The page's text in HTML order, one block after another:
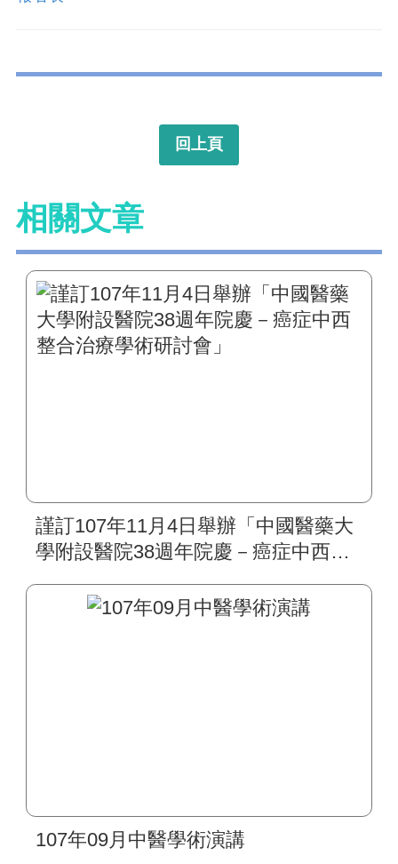
回上頁
相關文章
謹訂107年11月4日舉辦「中國醫藥大
學附設醫院38週年院慶－癌症中西整
107年09月中醫學術演講